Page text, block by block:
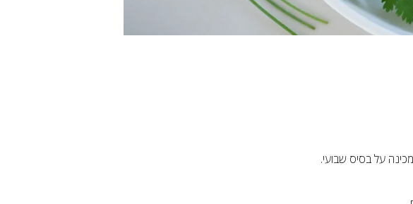
על בסיס שבועי.